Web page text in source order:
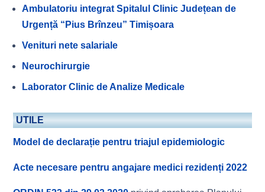
Ambulatoriu integrat Spitalul Clinic Județean de
Urgență “Pius Brînzeu” Timișoara
Venituri nete salariale
Neurochirurgie
Laborator Clinic de Analize Medicale
UTILE
Model de declarație pentru triajul epidemiologic
Acte necesare pentru angajare medici rezidenți 2022